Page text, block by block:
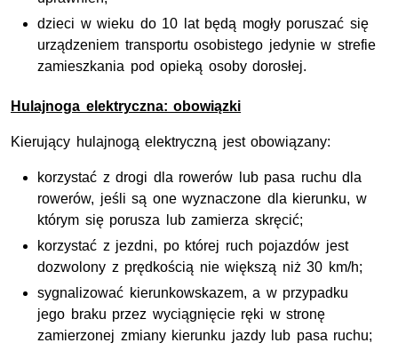
dzieci w wieku do 10 lat będą mogły poruszać się
urządzeniem transportu osobistego jedynie w strefie
zamieszkania pod opieką osoby dorosłej.
Hulajnoga elektryczna: obowiązki
Kierujący hulajnogą elektryczną jest obowiązany:
korzystać z drogi dla rowerów lub pasa ruchu dla
rowerów, jeśli są one wyznaczone dla kierunku, w
którym się porusza lub zamierza skręcić;
korzystać z jezdni, po której ruch pojazdów jest
dozwolony z prędkością nie większą niż 30 km/h;
sygnalizować kierunkowskazem, a w przypadku
jego braku przez wyciągnięcie ręki w stronę
zamierzonej zmiany kierunku jazdy lub pasa ruchu;